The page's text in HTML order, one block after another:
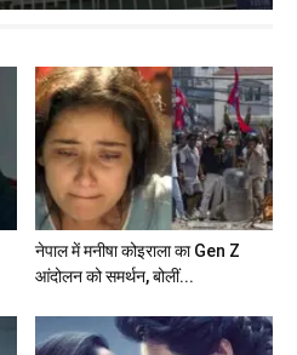
नेपाल में मनीषा कोइराला का Gen Z
आंदोलन को समर्थन, बोलीं...